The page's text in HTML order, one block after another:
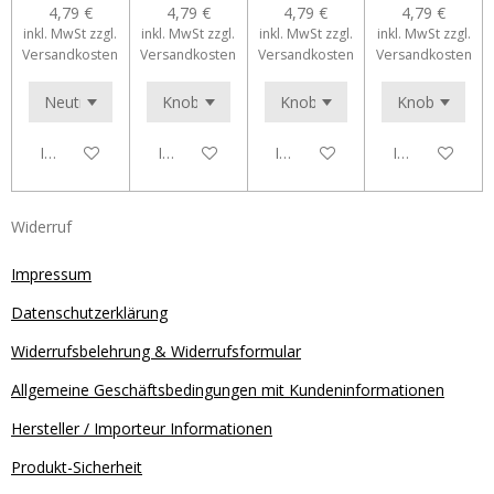
4,79 €
inkl. MwSt zzgl.
Versandkosten
In den Warenkorb
4,79 €
inkl. MwSt zzgl.
Versandkosten
In den Warenkorb
4,79 €
inkl. MwSt zzgl.
Versandkosten
In den Warenkorb
4,79 €
inkl. MwSt zzgl.
Versandkosten
In den
Widerruf
Impressum
Datenschutzerklärung
Widerrufsbelehrung & Widerrufsformular
Allgemeine Geschäftsbedingungen mit Kundeninformationen
Hersteller / Importeur Informationen
Produkt-Sicherheit